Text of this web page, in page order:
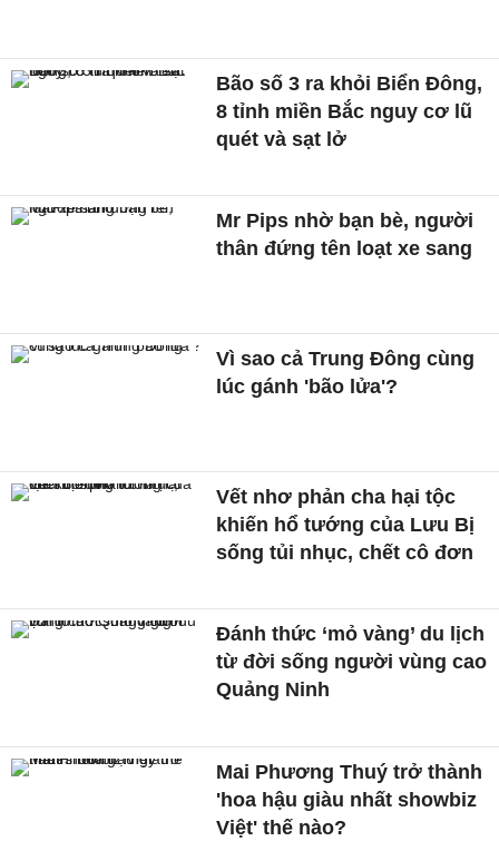
Bão số 3 ra khỏi Biển Đông,
8 tỉnh miền Bắc nguy cơ lũ
quét và sạt lở
Mr Pips nhờ bạn bè, người
thân đứng tên loạt xe sang
Vì sao cả Trung Đông cùng
lúc gánh 'bão lửa'?
Vết nhơ phản cha hại tộc
khiến hổ tướng của Lưu Bị
sống tủi nhục, chết cô đơn
Đánh thức ‘mỏ vàng’ du lịch
từ đời sống người vùng cao
Quảng Ninh
Mai Phương Thuý trở thành
'hoa hậu giàu nhất showbiz
Việt' thế nào?